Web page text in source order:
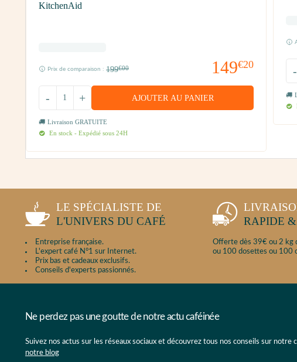
KitchenAid
149€20
Prix de comparaison : 199€00
+
- AJOUTER AU PANIER
Livraison GRATUITE
En stock - Expédié sous 24H
-
LE SPÉCIALISTE DE
L'UNIVERS DU CAFÉ
Entreprise française.
L'expert café N°1 sur Internet.
Prix bas et cadeaux exclusifs.
Conseils d'experts passionnés.
RAPIDE
Offerte dès 39€ ou 2 kg
ou 100 dosettes ou 100
Ne perdez pas une goutte de notre actu caféinée
Suivez nos actus sur les réseaux sociaux et découvrez tous nos conseils sur notre
notre blog